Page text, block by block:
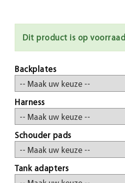
Dit product is op voorraad
Backplates
Harness
Schouder pads
Tank adapters